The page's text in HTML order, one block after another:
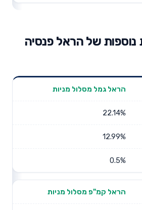
נוספות של הראל פנסיה
תשואה
הראל גמל מסלול מניות
22.14%
12.99%
0.5%
הראל קמ"פ מסלול מניות